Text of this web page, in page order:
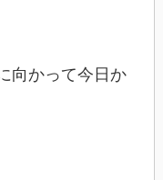
向かって今日か